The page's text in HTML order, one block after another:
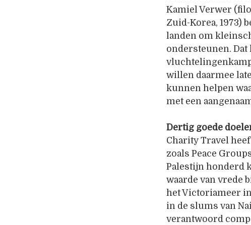
Kamiel Verwer
Zuid-Korea, 1973)
landen om
ondersteunen.
willen daarmee
kunnen helpen
met een
Dertig goede
Charity Travel
zoals Peace
Palestijn honderd
waarde van vrede
het Victoriameer
in de slums van
verantwoord